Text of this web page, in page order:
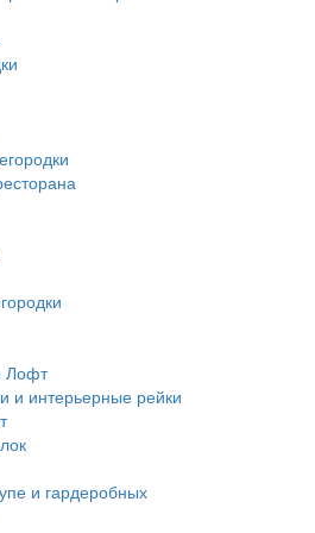
Лофт
и интерьерные рейки
и гардеробных